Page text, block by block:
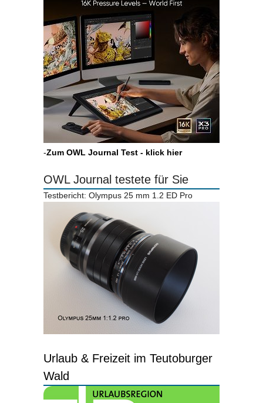
-Zum OWL Journal Test - klick hier
OWL Journal testete für Sie
Testbericht: Olympus 25 mm 1.2 ED Pro
Urlaub & Freizeit im Teutoburger
Wald